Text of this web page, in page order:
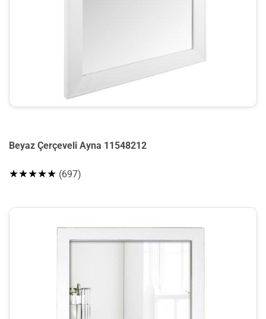
Beyaz Çerçeveli Ayna 11548212
★★★★★ (697)